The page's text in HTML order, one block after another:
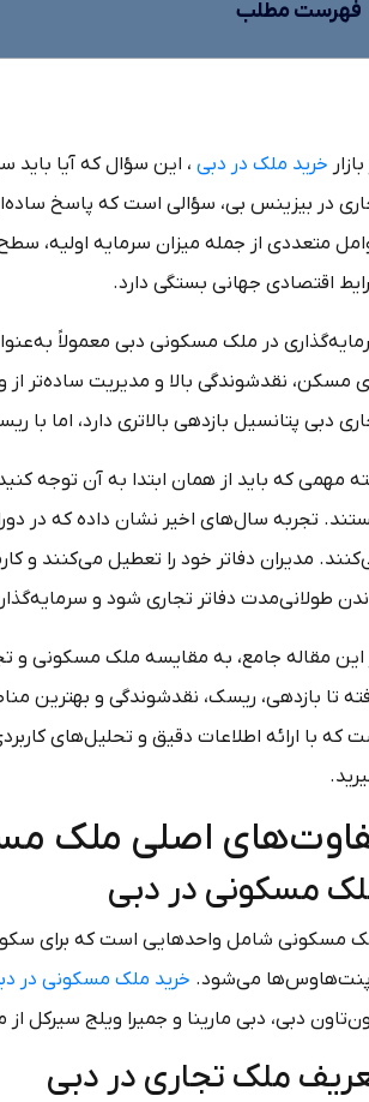
فهرست مطلب
خرید ملک در دبی، این سؤال که آیا باید
در بیزینس بی، سؤالی است که پاسخ
متعددی از جمله میزان سرمایه اولیه،
اقتصادی جهانی بستگی دارد.
در ملک مسکونی دبی معمولاً
مسکن، نقدشوندگی بالا و مدیریت ساده‌تر
دبی پتانسیل بازدهی بالاتری دارد، اما
مهمی که باید از همان ابتدا به آن توجه
تجربه سال‌های اخیر نشان داده که در
مدیران دفاتر خود را تعطیل می‌کنند و
طولانی‌مدت دفاتر تجاری شود و
این مقاله جامع، به مقایسه ملک مسکونی و
تا بازدهی، ریسک، نقدشوندگی و بهترین
که با ارائه اطلاعات دقیق و تحلیل‌های
اصلی ملک
مسکونی در دبی
مسکونی شامل واحدهایی است که برای
می‌شود. خرید ملک مسکونی در
دبی، دبی مارینا و جمیرا ویلج
ملک تجاری در دبی